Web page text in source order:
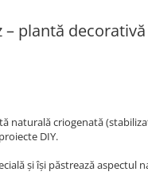
– plantă
naturală criogenată
DIY.
și își păstrează aspectul